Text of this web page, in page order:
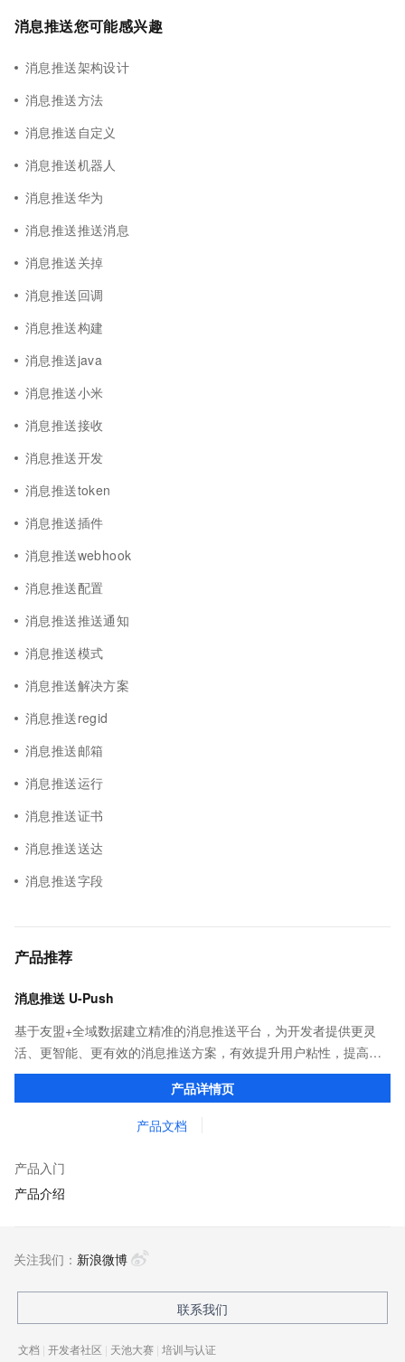
消息推送您可能感兴趣
消息推送架构设计
消息推送方法
消息推送自定义
消息推送机器人
消息推送华为
消息推送推送消息
消息推送关掉
消息推送回调
消息推送构建
消息推送java
消息推送小米
消息推送接收
消息推送开发
消息推送token
消息推送插件
消息推送webhook
消息推送配置
消息推送推送通知
消息推送模式
消息推送解决方案
消息推送regid
消息推送邮箱
消息推送运行
消息推送证书
消息推送送达
消息推送字段
产品推荐
消息推送 U-Push
基于友盟+全域数据建立精准的消息推送平台，为开发者提供更灵
活、更智能、更有效的消息推送方案，有效提升用户粘性，提高
App活跃度。
产品详情页
产品文档
产品入门
产品介绍
关注我们： 新浪微博
联系我们
文档 | 开发者社区 | 天池大赛 | 培训与认证